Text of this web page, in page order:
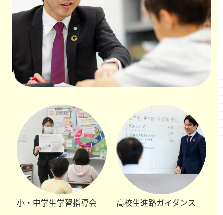
小・中学生学習指導会 高校生進路ガイダンス